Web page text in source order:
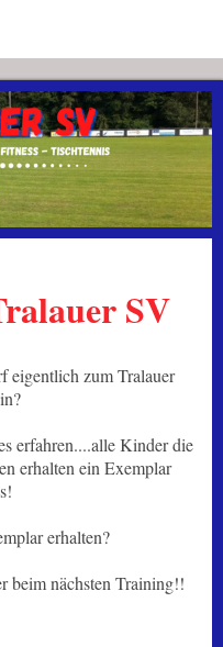
SV
eigentlich zum Tralauer
erfahren....alle Kinder die
erhalten ein Exemplar
erhalten?
beim nächsten Training!!